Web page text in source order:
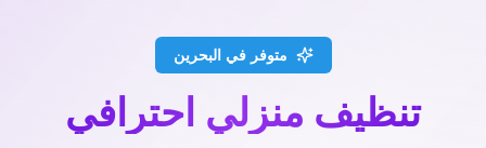
متوفر في البحرين
تنظيف منزلي احترافي